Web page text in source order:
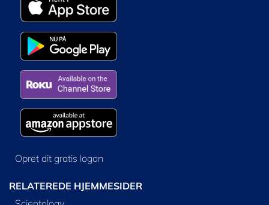
Opret dit gratis logon
RELATEREDE HJEMMESIDER